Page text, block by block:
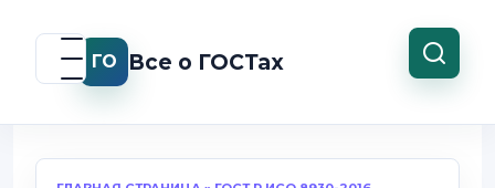
содержанию
ГО Все о ГОСТах